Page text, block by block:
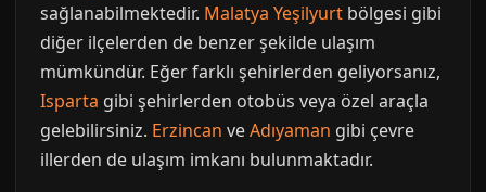
sağlanabilmektedir. Malatya Yeşilyurt bölgesi gibi
diğer ilçelerden de benzer şekilde ulaşım
mümkündür. Eğer farklı şehirlerden geliyorsanız,
Isparta gibi şehirlerden otobüs veya özel araçla
gelebilirsiniz. Erzincan veAdıyaman gibi çevre
illerden de ulaşım imkanı bulunmaktadır.